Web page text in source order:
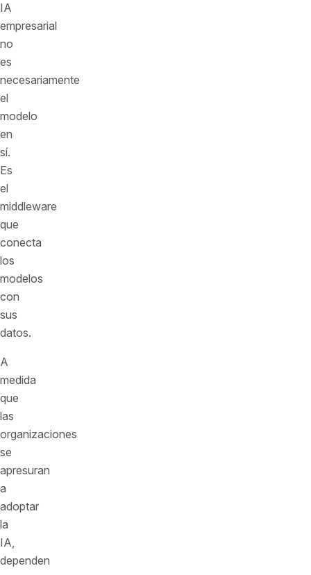
IA
empresarial
no
es
necesariamente
el
modelo
en
sí.
Es
el
middleware
que
conecta
los
modelos
con
sus
datos.
A
medida
que
las
organizaciones
se
apresuran
a
adoptar
la
IA,
dependen